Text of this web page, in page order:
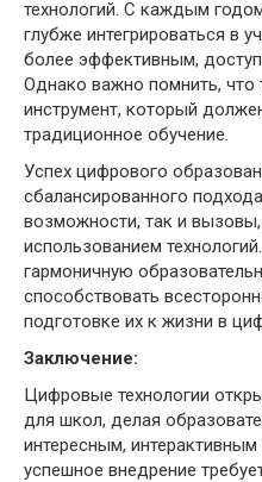
технологий. С каждым
глубже интегрироваться в
более эффективным,
Однако важно помнить, что
инструмент, который
традиционное обучение.
Успех цифрового
сбалансированного
возможности, так и
использованием
гармоничную
способствовать
подготовке их к жизни в
Заключение:
Цифровые технологии
для школ, делая
интересным,
успешное внедрение